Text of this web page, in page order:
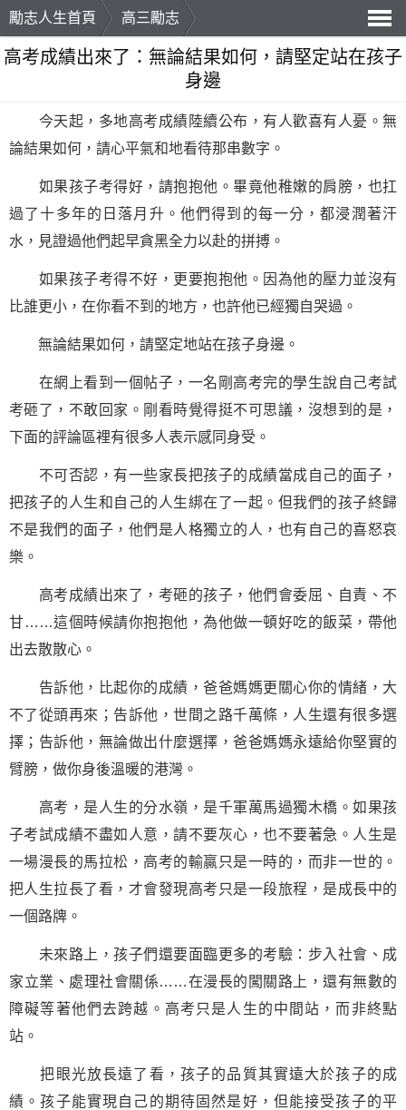
勵志人生首頁
高三勵志
導
高考成績出來了：無論結果如何，請堅定站在孩子
身邊
今天起，多地高考成績陸續公布，有人歡喜有人憂。無
論結果如何，請心平氣和地看待那串數字。
如果孩子考得好，請抱抱他。畢竟他稚嫩的肩膀，也扛
過了十多年的日落月升。他們得到的每一分，都浸潤著汗
水，見證過他們起早貪黑全力以赴的拼搏。
如果孩子考得不好，更要抱抱他。因為他的壓力並沒有
比誰更小，在你看不到的地方，也許他已經獨自哭過。
無論結果如何，請堅定地站在孩子身邊。
在網上看到一個帖子，一名剛高考完的學生說自己考試
考砸了，不敢回家。剛看時覺得挺不可思議，沒想到的是，
下面的評論區裡有很多人表示感同身受。
不可否認，有一些家長把孩子的成績當成自己的面子，
把孩子的人生和自己的人生綁在了一起。但我們的孩子終歸
不是我們的面子，他們是人格獨立的人，也有自己的喜怒哀
樂。
高考成績出來了，考砸的孩子，他們會委屈、自責、不
甘……這個時候請你抱抱他，為他做一頓好吃的飯菜，帶他
出去散散心。
告訴他，比起你的成績，爸爸媽媽更關心你的情緒，大
不了從頭再來；告訴他，世間之路千萬條，人生還有很多選
擇；告訴他，無論做出什麼選擇，爸爸媽媽永遠給你堅實的
臂膀，做你身後溫暖的港灣。
高考，是人生的分水嶺，是千軍萬馬過獨木橋。如果孩
子考試成績不盡如人意，請不要灰心，也不要著急。人生是
一場漫長的馬拉松，高考的輸贏只是一時的，而非一世的。
把人生拉長了看，才會發現高考只是一段旅程，是成長中的
一個路牌。
未來路上，孩子們還要面臨更多的考驗：步入社會、成
家立業、處理社會關係……在漫長的闖關路上，還有無數的
障礙等著他們去跨越。高考只是人生的中間站，而非終點
站。
把眼光放長遠了看，孩子的品質其實遠大於孩子的成
績。孩子能實現自己的期待固然是好，但能接受孩子的平